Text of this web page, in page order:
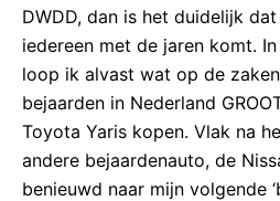
DWDD, dan is het duidelijk
iedereen met de jaren komt.
loop ik alvast wat op de
bejaarden in Nederland
Toyota Yaris kopen. Vlak na
andere bejaardenauto, de
benieuwd naar mijn volgende